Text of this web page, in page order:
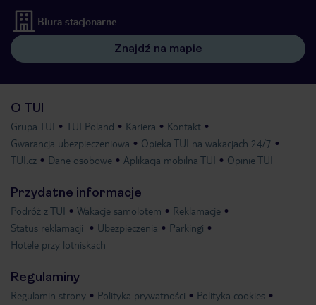
Biura stacjonarne
Znajdź na mapie
O TUI
Grupa TUI TUI Poland Kariera
Kontakt
Gwarancja ubezpieczeniowa
Opieka TUI na wakacjach 24/7
TUI.cz
Dane osobowe Aplikacja mobilna TUI Opinie TUI
Przydatne informacje
Podróż z TUI Wakacje samolotem
Reklamacje
Status reklamacji
Ubezpieczenia
Parkingi
Hotele przy lotniskach
Regulaminy
Regulamin strony Polityka prywatności Polityka cookies